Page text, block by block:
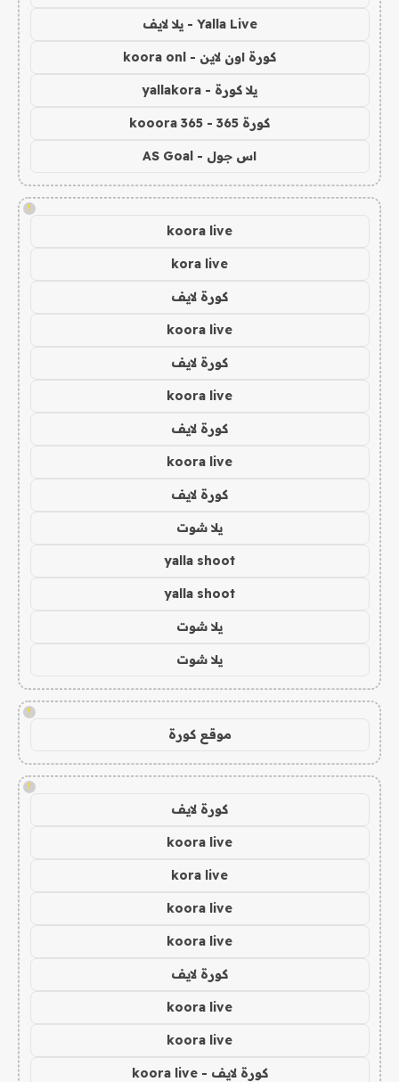
Yalla Live - يلا لايف
كورة اون لاين - koora onl
يلا كورة - yallakora
كورة 365 - kooora 365
اس جول - AS Goal
!
koora live
kora live
كورة لايف
koora live
كورة لايف
koora live
كورة لايف
koora live
كورة لايف
يلا شوت
yalla shoot
yalla shoot
يلا شوت
يلا شوت
!
موقع كورة
!
كورة لايف
koora live
kora live
koora live
koora live
كورة لايف
koora live
koora live
كورة لايف - koora live